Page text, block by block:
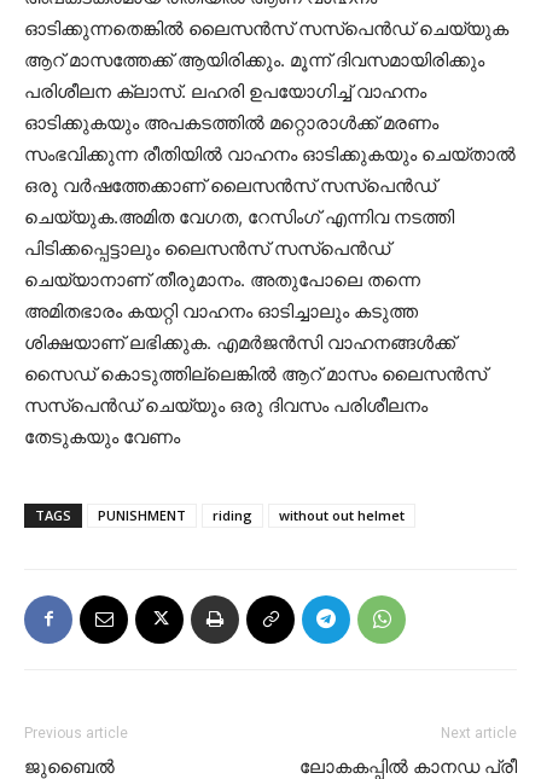
ഓടിക്കുന്നതെങ്കില്‍ ലൈസന്‍സ് സസ്‌പെന്‍ഡ് ചെയ്യുക
ആറ് മാസത്തേക്ക് ആയിരിക്കും. മൂന്ന് ദിവസമായിരിക്കും
പരിശീലന ക്ലാസ്. ലഹരി ഉപയോഗിച്ച് വാഹനം
ഓടിക്കുകയും അപകടത്തില്‍ മറ്റൊരാള്‍ക്ക് മരണം
സംഭവിക്കുന്ന രീതിയില്‍ വാഹനം ഓടിക്കുകയും ചെയ്താല്‍
ഒരു വര്‍ഷത്തേക്കാണ് ലൈസന്‍സ് സസ്‌പെന്‍ഡ്
ചെയ്യുക.അമിത വേഗത, റേസിംഗ് എന്നിവ നടത്തി
പിടിക്കപ്പെട്ടാലും ലൈസന്‍സ് സസ്‌പെന്‍ഡ്
ചെയ്യാനാണ് തീരുമാനം. അതുപോലെ തന്നെ
അമിതഭാരം കയറ്റി വാഹനം ഓടിച്ചാലും കടുത്ത
ശിക്ഷയാണ് ലഭിക്കുക. എമര്‍ജന്‍സി വാഹനങ്ങള്‍ക്ക്
സൈഡ് കൊടുത്തില്ലെങ്കില്‍ ആറ് മാസം ലൈസന്‍സ്
സസ്‌പെന്‍ഡ് ചെയ്യും ഒരു ദിവസം പരിശീലനം
തേടുകയും വേണം
TAGS PUNISHMENT riding without out helmet
Previous article
ജുബൈൽ
Next article
ലോകകപ്പിൽ കാനഡ പ്രീ